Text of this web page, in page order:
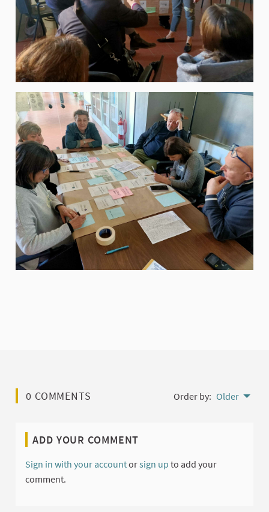
0 COMMENTS Order by: Older
ADD YOUR COMMENT
Sign in with your accountorsign up to add your
comment.